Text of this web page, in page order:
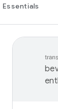
Essentials